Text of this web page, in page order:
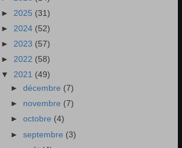
► 2025 (31)
► 2024 (52)
► 2023 (57)
► 2022 (58)
▼ 2021 (49)
►décembre (7)
► novembre (7)
►octobre (4)
►septembre (3)